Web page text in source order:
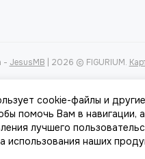
- JesusMB | 2026 © FIGURIUM.
сайте информация, касающаяся
носит информационный
публичной офертой,
437(2) Гражданского
cookie-файлы и другие
помочь Вам в навигации,
лучшего
использования наших